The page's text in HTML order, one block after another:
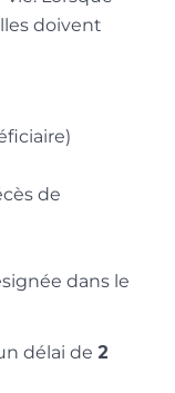
doivent
de
dans le
délai de 2